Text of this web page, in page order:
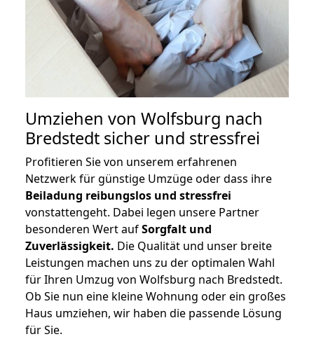
Umziehen von Wolfsburg nach
Bredstedt sicher und stressfrei
Profitieren Sie von unserem erfahrenen
Netzwerk für günstige Umzüge oder dass ihre
Beiladung reibungslos und stressfrei
vonstattengeht. Dabei legen unsere Partner
besonderen Wert aufSorgfalt und
Zuverlässigkeit. Die Qualität und unser breite
Leistungen machen uns zu der optimalen Wahl
für Ihren Umzug von Wolfsburg nach Bredstedt.
Ob Sie nun eine kleine Wohnung oder ein großes
Haus umziehen, wir haben die passende Lösung
für Sie.